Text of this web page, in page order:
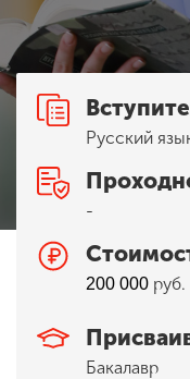
Другие
Студенческая
Сведения
ENG SPN
Русский
-
200 000 руб.
Бакалавр